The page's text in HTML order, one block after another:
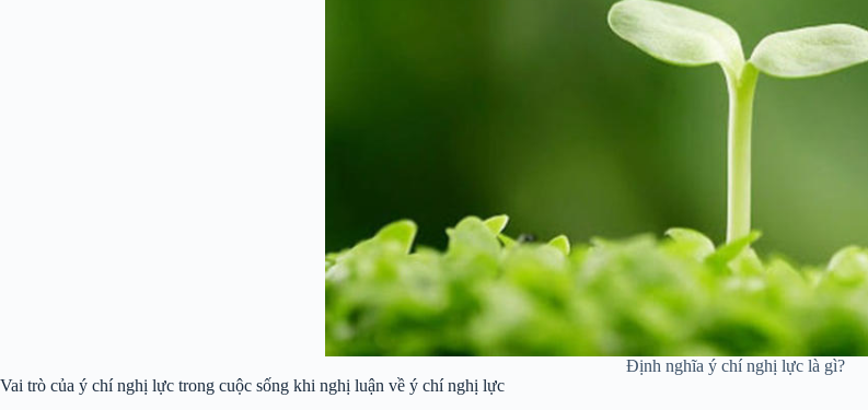
Định nghĩa ý chí nghị lực là gì?
Vai trò của ý chí nghị lực trong cuộc sống khi nghị luận về ý chí nghị lực